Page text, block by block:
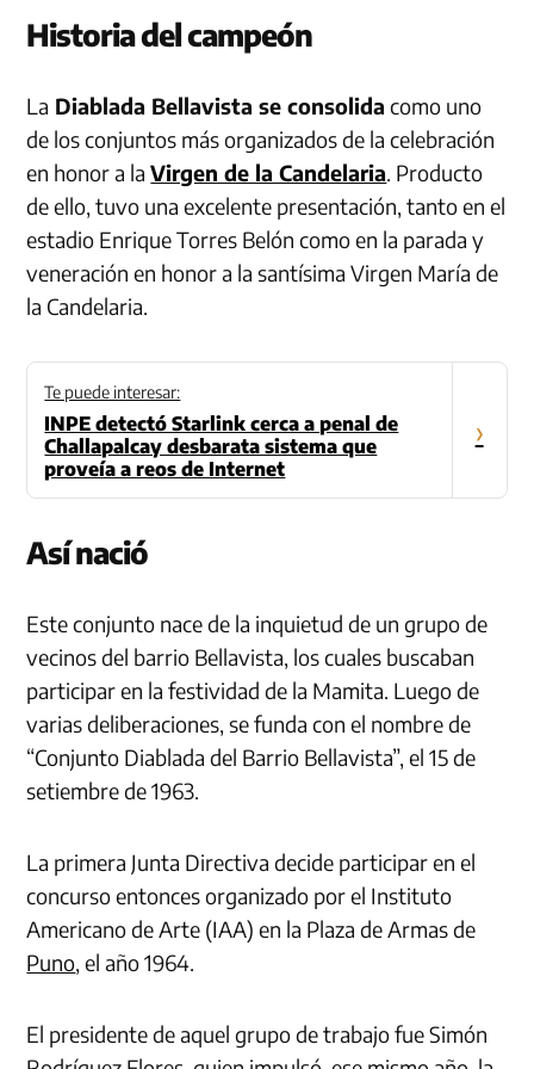
Historia del campeón
La Diablada Bellavista se consolida como uno
de los conjuntos más organizados de la celebración
en honor a laVirgen de la Candelaria. Producto
de ello, tuvo una excelente presentación, tanto en el
estadio Enrique Torres Belón como en la parada y
veneración en honor a la santísima Virgen María de
la Candelaria.
Te puede interesar:
INPE detectó Starlink cerca a penal de
Challapalcay desbarata sistema que
proveía a reos de Internet
›
Así nació
Este conjunto nace de la inquietud de un grupo de
vecinos del barrio Bellavista, los cuales buscaban
participar en la festividad de la Mamita. Luego de
varias deliberaciones, se funda con el nombre de
“Conjunto Diablada del Barrio Bellavista”, el 15 de
setiembre de 1963.
La primera Junta Directiva decide participar en el
concurso entonces organizado por el Instituto
Americano de Arte (IAA) en la Plaza de Armas de
Puno, el año 1964.
El presidente de aquel grupo de trabajo fue Simón